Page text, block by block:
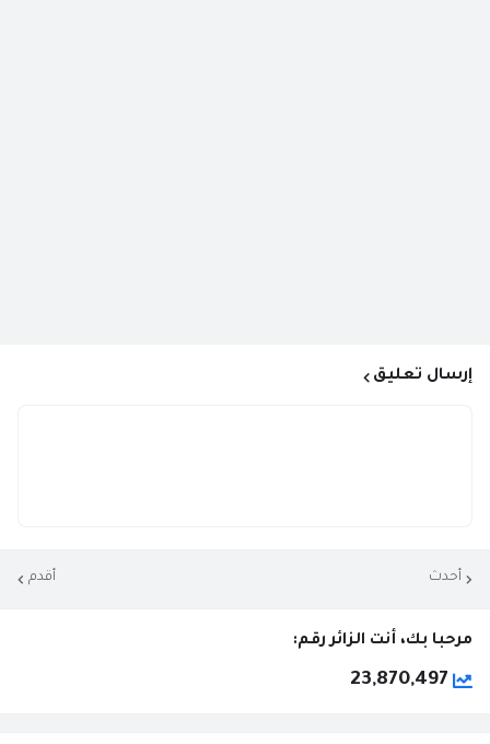
إرسال تعليق
أحدث أقدم
مرحبا بك، أنت الزائر رقم:
23,870,497